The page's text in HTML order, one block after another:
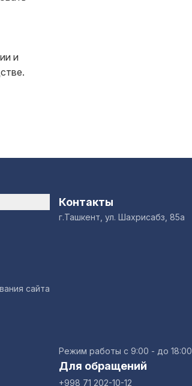
и
сайта
Контакты
г.Ташкент, ул. Шахрисабз, 85а
Режим работы с 9:00 - до 18:00
Для обращений
+998 71 202-10-12